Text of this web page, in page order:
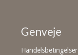
Genveje
Handelsbetingelser